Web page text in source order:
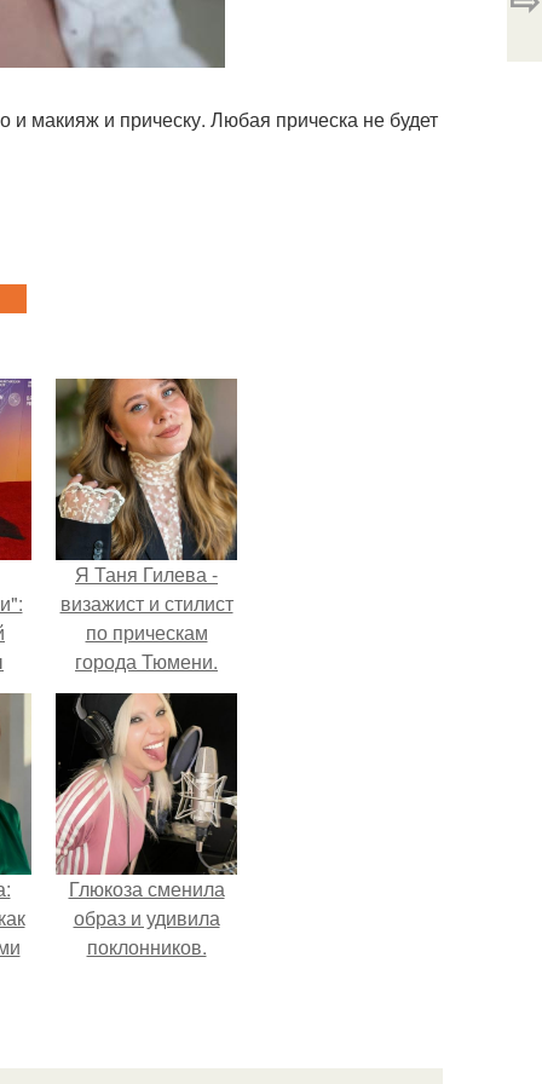
макияж и прическу. Любая прическа не будет
Я Таня Гилева -
визажист и стилист
по прическам
города Тюмени.
Глюкоза сменила
образ и удивила
поклонников.